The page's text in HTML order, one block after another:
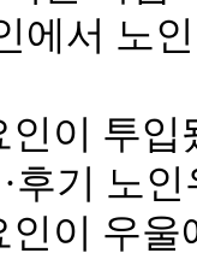
에서 노
인이 투
후기 노
이 우